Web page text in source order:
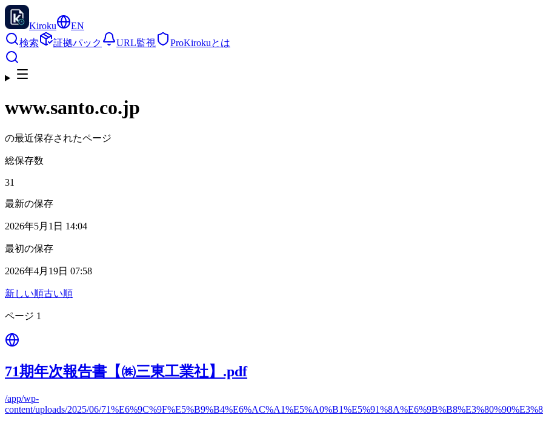
Kiroku
EN
検索
証拠パック URL監視 ProKirokuとは
www.santo.co.jp
の最近保存されたページ
総保存数
31
最新の保存
2026年5月1日 14:04
最初の保存
2026年4月19日 07:58
新しい順古い順
ページ 1
71期年次報告書【㈱三東工業社】.pdf
/app/wp-
content/uploads/2025/06/